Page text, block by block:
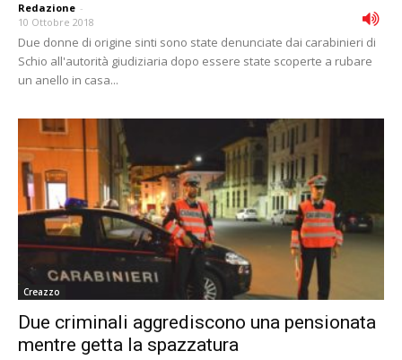
Redazione -
10 Ottobre 2018
Due donne di origine sinti sono state denunciate dai carabinieri di
Schio all'autorità giudiziaria dopo essere state scoperte a rubare
un anello in casa...
Creazzo
Due criminali aggrediscono una pensionata
mentre getta la spazzatura